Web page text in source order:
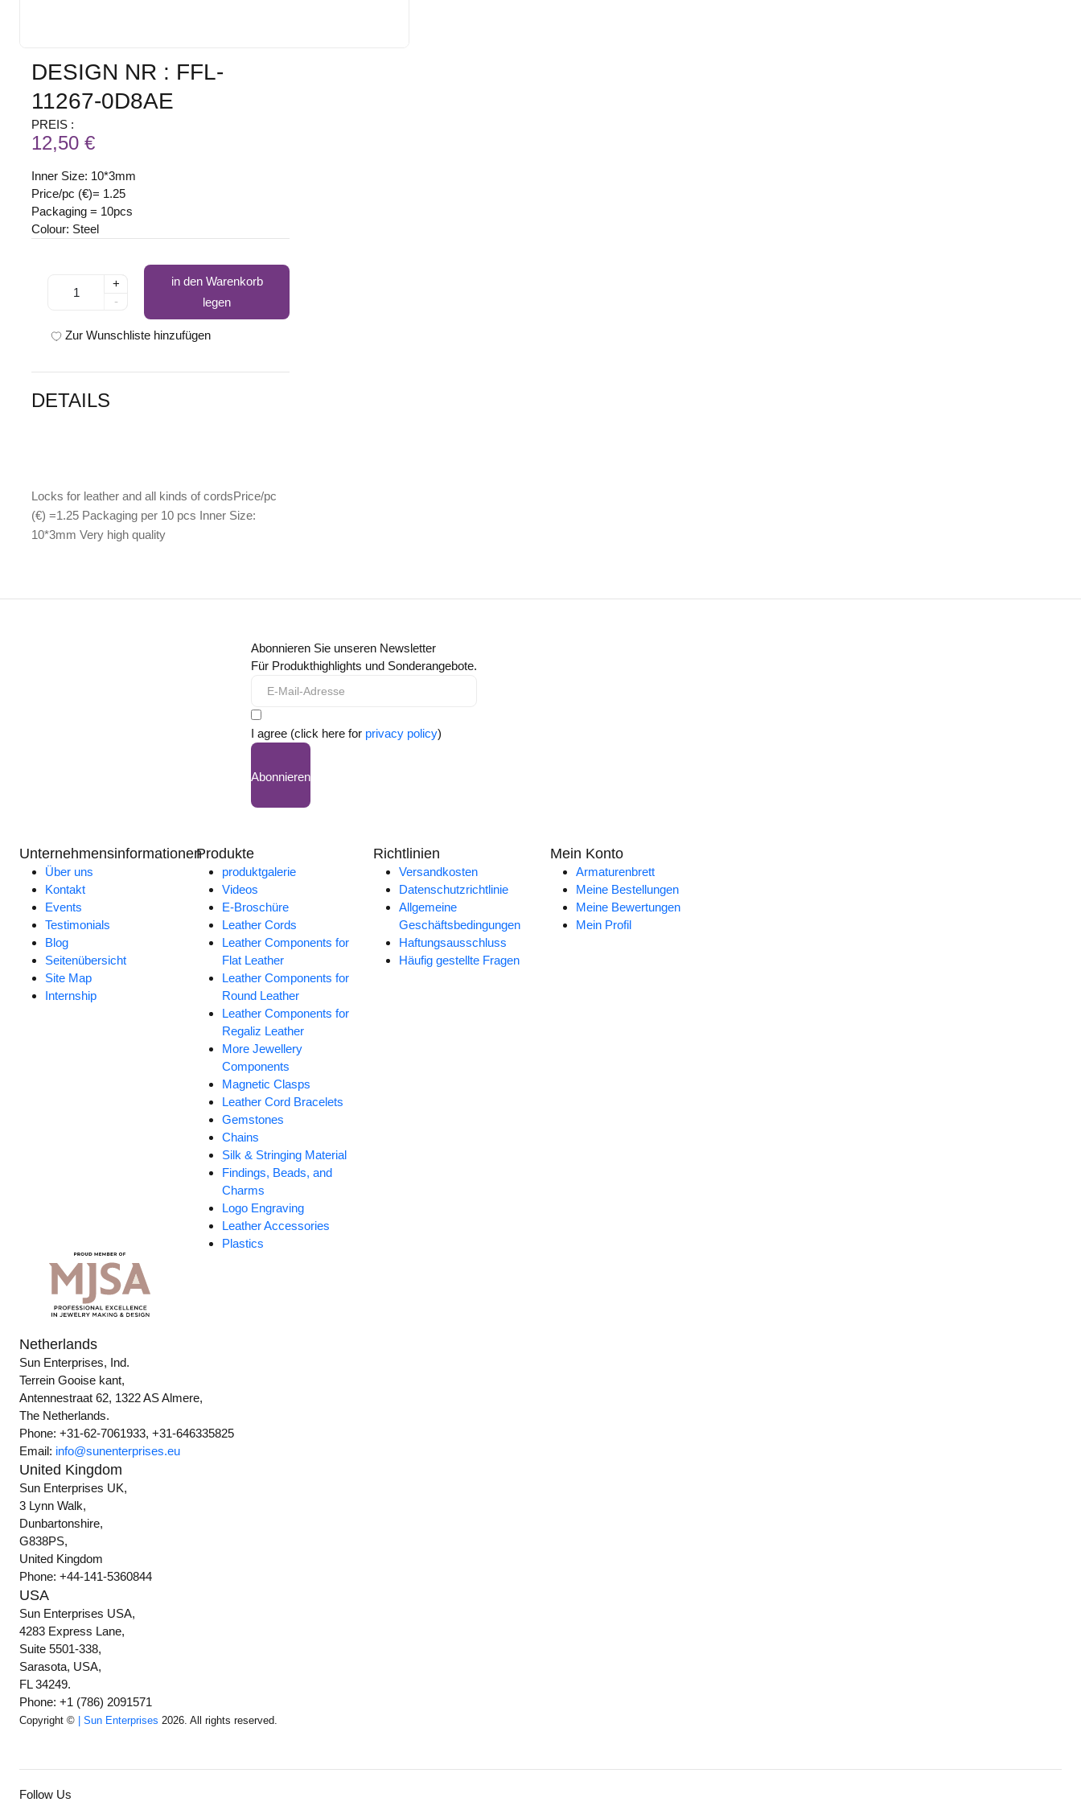
DESIGN NR : FFL-
11267-0D8AE
PREIS :
12,50 €
Inner Size: 10*3mm
Price/pc (€)= 1.25
Packaging = 10pcs
Colour: Steel
+
-
in den Warenkorb
legen
Zur Wunschliste hinzufügen
DETAILS
Locks for leather and all kinds of cordsPrice/pc
(€) =1.25 Packaging per 10 pcs Inner Size:
10*3mm Very high quality
Abonnieren Sie unseren Newsletter
Für Produkthighlights und Sonderangebote.
I agree (click here for privacy policy)
Abonnieren
Unternehmensinformationen
Über uns
Kontakt
Events
Testimonials
Blog
Seitenübersicht
Site Map
Internship
Produkte
produktgalerie
Videos
E-Broschüre
Leather Cords
Leather Components for
Flat Leather
Leather Components for
Round Leather
Leather Components for
Regaliz Leather
More Jewellery
Components
Magnetic Clasps
Leather Cord Bracelets
Gemstones
Chains
Silk & Stringing Material
Findings, Beads, and
Charms
Logo Engraving
Leather Accessories
Plastics
Richtlinien
Versandkosten
Datenschutzrichtlinie
Allgemeine
Geschäftsbedingungen
Haftungsausschluss
Häufig gestellte Fragen
Mein Konto
Armaturenbrett
Meine Bestellungen
Meine Bewertungen
Mein Profil
Netherlands
Sun Enterprises, Ind.
Terrein Gooise kant,
Antennestraat 62, 1322 AS Almere,
The Netherlands.
Phone: +31-62-7061933, +31-646335825
Email: info@sunenterprises.eu
United Kingdom
Sun Enterprises UK,
3 Lynn Walk,
Dunbartonshire,
G838PS,
United Kingdom
Phone: +44-141-5360844
USA
Sun Enterprises USA,
4283 Express Lane,
Suite 5501-338,
Sarasota, USA,
FL 34249.
Phone: +1 (786) 2091571
Copyright © | Sun Enterprises 2026. All rights reserved.
Follow Us